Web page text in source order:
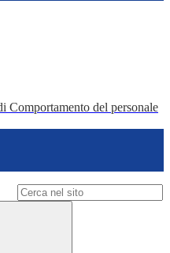
Comportamento del personale